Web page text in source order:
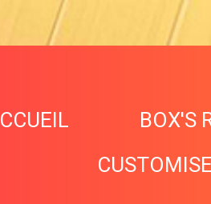
BOX'S